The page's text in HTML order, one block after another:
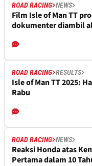
ROAD RACING NEWS
Film Isle of Man TT
dokumenter diambil
ROAD RACING RESULTS
Isle of Man TT 2025:
Rabu
ROAD RACING NEWS
Reaksi Honda atas
Pertama dalam 10